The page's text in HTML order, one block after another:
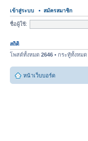
เข้าสู่ระบบ • สมัครสมาชิก
ชื่อผู้ใช้:
สถิติ
โพสต์ทั้งหมด 2646 • กระทู้ทั้งหมด
หน้าเว็บบอร์ด